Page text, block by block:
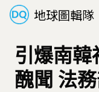
地球圖輯隊
引爆南韓
醜聞 法